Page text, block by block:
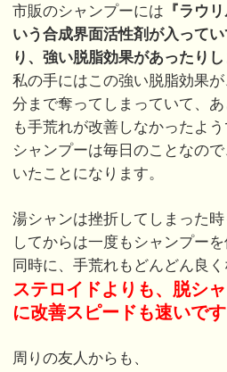
市販のシャンプーには 『ラウ
いう合成界面活性剤が入って
り、強い脱脂効果があったりし
私の手にはこの強い脱脂効果
分まで奪ってしまっていて、
も手荒れが改善しなかったよう
シャンプーは毎日のことなの
いたことになります。
湯シャンは挫折してしまった
してからは一度もシャンプーを
同時に、手荒れもどんどん良く
ステロイドよりも、脱シ
に改善スピードも速いです
周りの友人からも、